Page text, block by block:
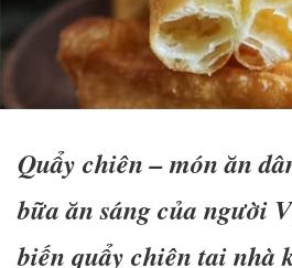
Quẩy chiên – món ăn
bữa ăn sáng của người
biến quẩy chiên tại nhà